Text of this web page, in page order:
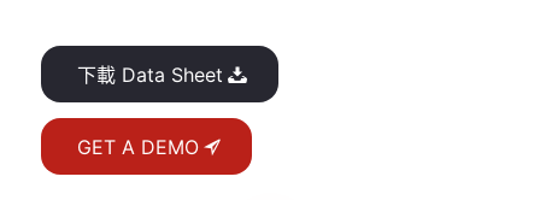
下載 Data Sheet
GET A DEMO